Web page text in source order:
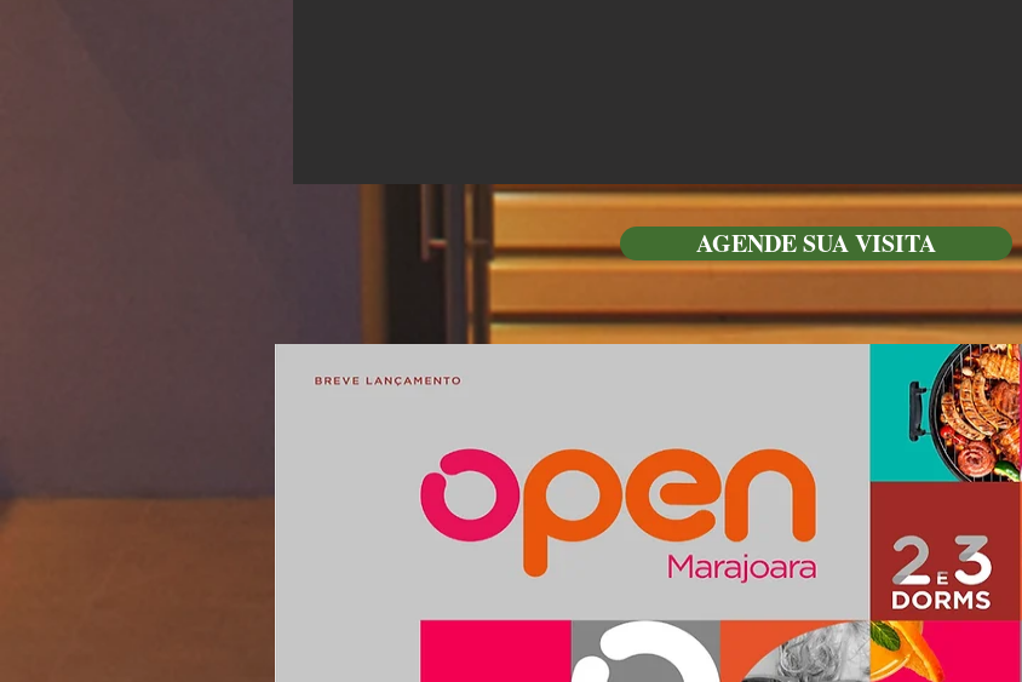
AGENDE SUA VISITA